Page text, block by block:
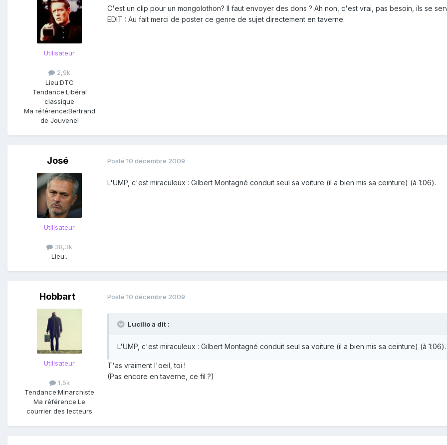
Utilisateur
2,9k
Lieu:DTC
Tendance:Libéral
classique
Ma référence:Bertrand
de Jouvenel
C'est un clip pour un mongolothon? Il faut envoyer des dons ? Ah non, c'est vrai, pas besoin, ils se
EDIT : Au fait merci de poster ce genre de sujet directement en taverne.
José
Utilisateur
38,3k
Lieu:.
Posté 10 décembre 2009
L'UMP, c'est miraculeux : Gilbert Montagné conduit seul sa voiture (il a bien mis sa ceinture) (à 1:06).
Hobbart
Utilisateur
1,5k
Tendance:Minarchiste
Ma référence:Le
courrier des lecteurs
Posté 10 décembre 2009
Lucilio a dit :
L'UMP, c'est miraculeux : Gilbert Montagné conduit seul sa voiture (il a bien mis sa ceinture) (à 1:06).
T'as vraiment l'oeil, toi !
(Pas encore en taverne, ce fil ?)